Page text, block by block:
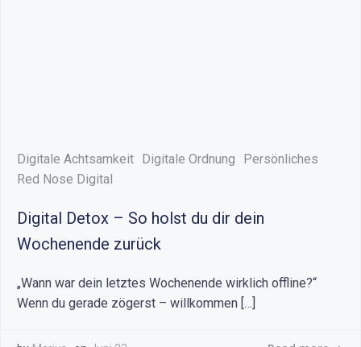
Digitale Achtsamkeit Digitale Ordnung
Persönliches
Red Nose Digital
Digital Detox – So holst du dir dein
Wochenende zurück
„Wann war dein letztes Wochenende wirklich offline?“
Wenn du gerade zögerst – willkommen […]